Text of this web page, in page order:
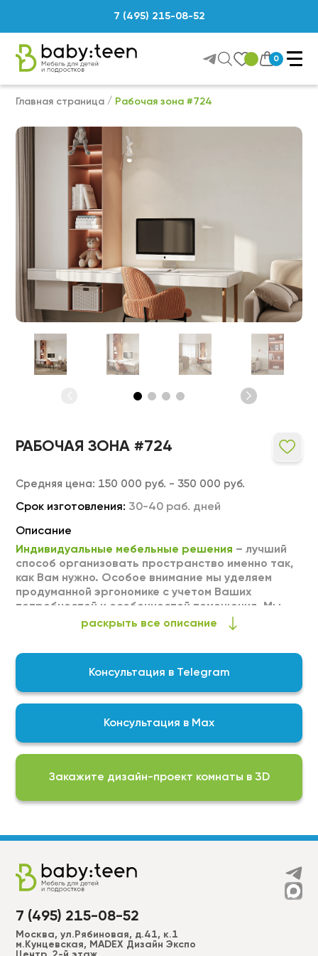
7 (495) 215-08-52
0
Главная страница Рабочая зона #724
РАБОЧАЯ ЗОНА #724
Средняя цена: 150 000 руб. - 350 000 руб.
Срок изготовления: 30-40 раб. дней
Описание
Индивидуальные мебельные решения – лучший
способ организовать пространство именно так,
как Вам нужно. Особое внимание мы уделяем
продуманной эргономике с учетом Ваших
потребностей и особенностей помещения. Мы
можем выполнить любое изделие на заказ по
качественный продукт
На выбор доступны актуальные подборки
цветов, фактур и финишных покрытий для
реализации любой задумки:
Фурнитура BLUM\DTC;
ЛДСП EGGER;
Пластики ALVIC, CLEAF, FENIX, AGT, EVOGLOSS и др.
вариантов фрезеровки для фасадов + фрезеровки
Широкий ассортимент ручек, а также без ручек
“push to open”.
раскрыть все описание
Консультация в Telegram
Консультация в Max
Закажите дизайн-проект комнаты в 3D
7 (495) 215-08-52
Москва, ул.Рябиновая, д.41, к.1
м.Кунцевская, MADEX Дизайн Экспо